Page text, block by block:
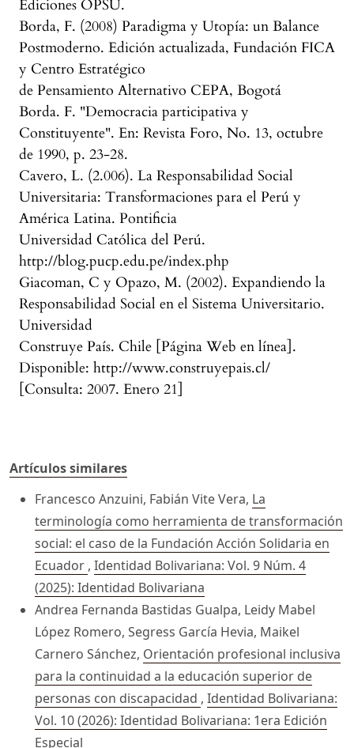
Ediciones OPSU.
Borda, F. (2008) Paradigma y Utopía: un Balance
Postmoderno. Edición actualizada, Fundación FICA
y Centro Estratégico
de Pensamiento Alternativo CEPA, Bogotá
Borda. F. "Democracia participativa y
Constituyente". En: Revista Foro, No. 13, octubre
de 1990, p. 23-28.
Cavero, L. (2.006). La Responsabilidad Social
Universitaria: Transformaciones para el Perú y
América Latina. Pontificia
Universidad Católica del Perú.
http://blog.pucp.edu.pe/index.php
Giacoman, C y Opazo, M. (2002). Expandiendo la
Responsabilidad Social en el Sistema Universitario.
Universidad
Construye País. Chile [Página Web en línea].
Disponible: http://www.construyepais.cl/
[Consulta: 2007. Enero 21]
Artículos similares
Francesco Anzuini, Fabián Vite Vera, La
terminología como herramienta de transformación
social: el caso de la Fundación Acción Solidaria en
Ecuador , Identidad Bolivariana: Vol. 9 Núm. 4
(2025): Identidad Bolivariana
Andrea Fernanda Bastidas Gualpa, Leidy Mabel
López Romero, Segress García Hevia, Maikel
Carnero Sánchez, Orientación profesional inclusiva
para la continuidad a la educación superior de
personas con discapacidad , Identidad Bolivariana:
Vol. 10 (2026): Identidad Bolivariana: 1era Edición
Especial